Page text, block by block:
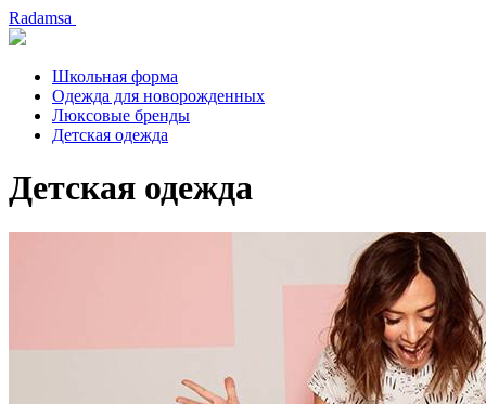
Radamsa
Школьная форма
Одежда для новорожденных
Люксовые бренды
Детская одежда
Детская одежда